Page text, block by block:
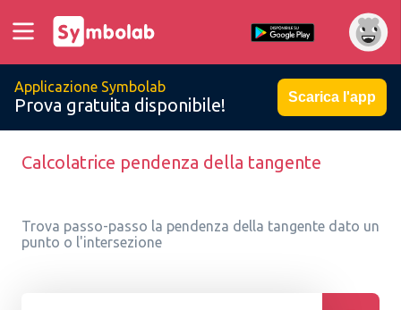
Applicazione Symbolab
Prova gratuita disponibile! Scarica l'app
Calcolatrice pendenza della tangente
Trova passo-passo la pendenza della tangente dato un
punto o l'intersezione